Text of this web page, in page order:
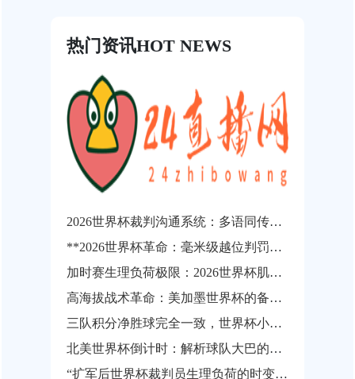
热门资讯HOT NEWS
2026世界杯裁判沟通系统：多语同传技术的演进临界点与战略价值重构
**2026世界杯革命：毫米级越位判罚如何让“争议悬案”成为历史**
加时赛生理负荷极限：2026世界杯肌肉损伤风险的动态概率预测
高海拔战术革命：美加墨世界杯的备战新逻辑
三队积分净胜球完全一致，世界杯小组出线权如何精确计算？
北美世界杯倒计时：解析球队大巴的分钟级路线规划与动态调度逻辑
“扩军后世界杯裁判员生理负荷的时变非线性演化与疲劳实时预警机制研究”